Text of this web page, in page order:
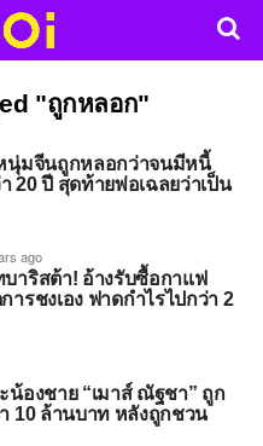
"ถูกหลอก"
นุ่มจีนถูกหลอกว่าจนมีหนี้
20 ปี สุดท้ายพ่อเฉลยว่าเป็น
ago
าริสต้า! อ้างรับซื้อกาแฟ
ารชงเอง ฟาดกำไรไปกว่า 2
น้องชาย “เมาส์ ณัฐชา” ถูก
10 ล้านบาท หลังถูกชวน